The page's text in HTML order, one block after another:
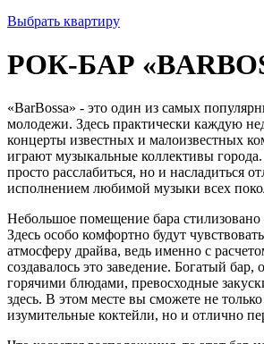
Выбрать квартиру
РОК-БАР
«BarBossa» - это один из самых
молодежи. Здесь практически каждую
концерты известных и малоизвестных
играют музыкальные коллективы
просто расслабиться, но и насладиться
исполнением любимой музыки всех
Небольшое помещение бара стилизовано
Здесь особо комфортно будут
атмосферу драйва, ведь именно с
создавалось это заведение. Богатый
горячими блюдами, превосходные
здесь. В этом месте вы сможете не
изумительные коктейли, но и отлично